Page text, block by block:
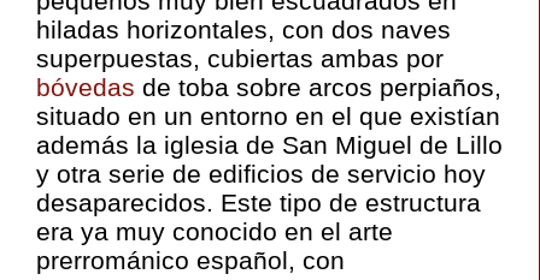
hiladas horizontales, con dos naves
superpuestas, cubiertas ambas por
bóvedas de toba sobre arcos perpiaños,
situado en un entorno en el que existían
además la iglesia de San Miguel de Lillo
y otra serie de edificios de servicio hoy
desaparecidos. Este tipo de estructura
era ya muy conocido en el arte
prerrománico español, con